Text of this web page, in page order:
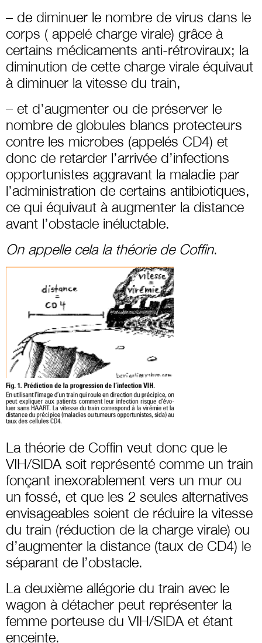
– de diminuer le nombre de virus dans le
corps ( appelé charge virale) grâce à
certains médicaments anti-rétroviraux; la
diminution de cette charge virale équivaut
à diminuer la vitesse du train,
– et d’augmenter ou de préserver le
nombre de globules blancs protecteurs
contre les microbes (appelés CD4) et
donc de retarder l’arrivée d’infections
opportunistes aggravant la maladie par
l’administration de certains antibiotiques,
ce qui équivaut à augmenter la distance
avant l’obstacle inéluctable.
On appelle cela la théorie de Coffin.
La théorie de Coffin veut donc que le
VIH/SIDA soit représenté comme un train
fonçant inexorablement vers un mur ou
un fossé, et que les 2 seules alternatives
envisageables soient de réduire la vitesse
du train (réduction de la charge virale) ou
d’augmenter la distance (taux de CD4) le
séparant de l’obstacle.
La deuxième allégorie du train avec le
wagon à détacher peut représenter la
femme porteuse du VIH/SIDA et étant
enceinte.